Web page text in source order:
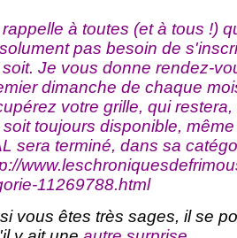
à toutes (et à tous !)
pas besoin de
Je vous donne rendez-
dimanche de chaque
votre grille, qui
toujours disponible,
sera terminé, dans sa
11269788.html
vous êtes très sages, il se